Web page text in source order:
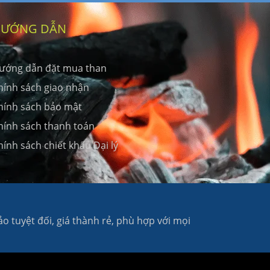
tuyệt đối, giá thành rẻ, phù hợp với mọi
DẪN
dẫn đặt mua than
sách giao nhận
sách bảo mật
sách thanh toán
sách chiết khấu Đại lý